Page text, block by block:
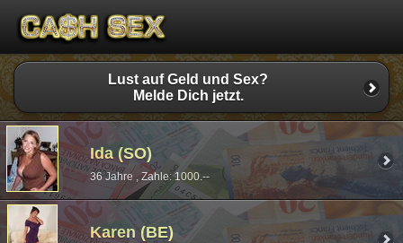
Lust auf Geld und Sex?
Melde Dich jetzt.
Ida (SO)
36 Jahre , Zahle: 1000.--
Karen (BE)